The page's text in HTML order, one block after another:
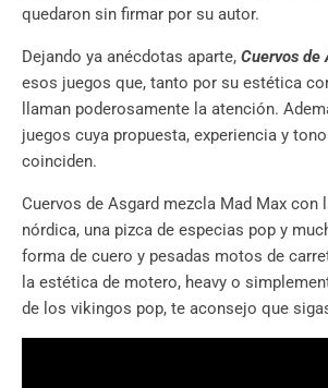
quedaron sin firmar por su autor.
Dejando ya anécdotas aparte, Cuervos de
esos juegos que, tanto por su estética
llaman poderosamente la atención.
juegos cuya propuesta, experiencia y
coinciden.
Cuervos de Asgard mezcla Mad Max con
nórdica, una pizca de especias pop y
forma de cuero y pesadas motos de
la estética de motero, heavy o
de los vikingos pop, te aconsejo que